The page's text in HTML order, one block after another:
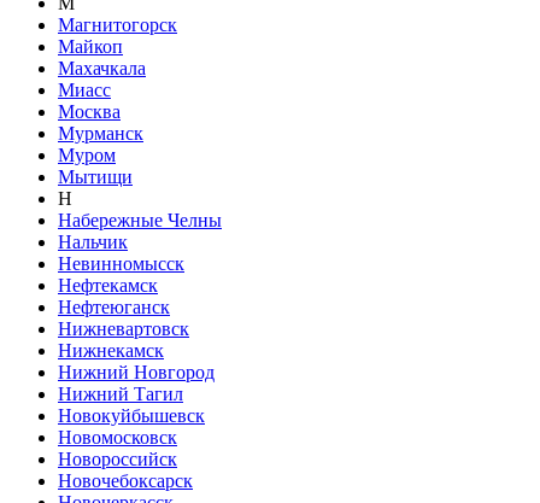
Магнитогорск
Майкоп
Махачкала
Миасс
Москва
Мурманск
Муром
Мытищи
Н
Набережные Челны
Нальчик
Невинномысск
Нефтекамск
Нефтеюганск
Нижневартовск
Нижнекамск
Нижний Новгород
Нижний Тагил
Новокуйбышевск
Новомосковск
Новороссийск
Новочебоксарск